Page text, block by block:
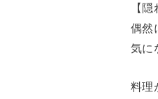
【
偶然
気に
料理